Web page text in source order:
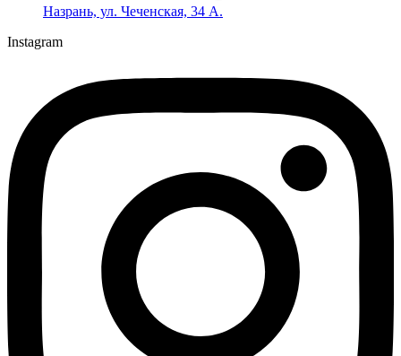
Назрань, ул. Чеченская, 34 А.
Instagram